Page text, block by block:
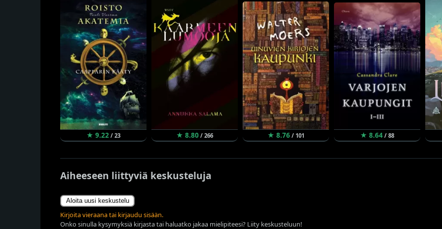
★ 9.22 / 23 ★ 8.80 / 266 ★ 8.76 / 101 ★ 8.64 / 88
Aiheeseen liittyviä keskusteluja
Aloita uusi keskustelu
Kirjoita vieraana tai kirjaudu sisään.
Onko sinulla kysymyksiä kirjasta tai haluatko jakaa mielipiteesi? Liity keskusteluun!